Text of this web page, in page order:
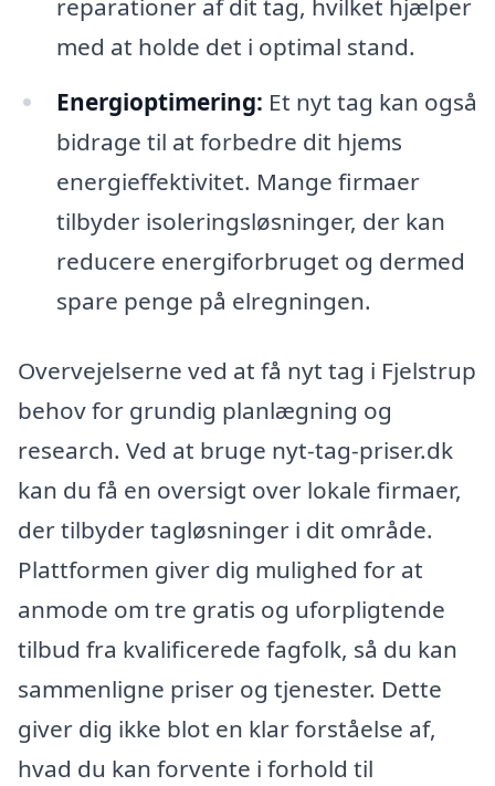
reparationer af dit tag, hvilket hjælper
med at holde det i optimal stand.
Energioptimering: Et nyt tag kan også
bidrage til at forbedre dit hjems
energieffektivitet. Mange firmaer
tilbyder isoleringsløsninger, der kan
reducere energiforbruget og dermed
spare penge på elregningen.
Overvejelserne ved at få nyt tag i Fjelstrup
behov for grundig planlægning og
research. Ved at bruge nyt-tag-priser.dk
kan du få en oversigt over lokale firmaer,
der tilbyder tagløsninger i dit område.
Plattformen giver dig mulighed for at
anmode om tre gratis og uforpligtende
tilbud fra kvalificerede fagfolk, så du kan
sammenligne priser og tjenester. Dette
giver dig ikke blot en klar forståelse af,
hvad du kan forvente i forhold til